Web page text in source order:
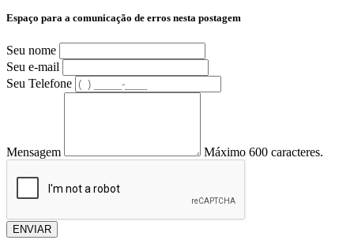
Espaço para a comunicação de erros nesta postagem
Seu nome
Seu e-mail
Seu Telefone
Mensagem Máximo 600 caracteres.
ENVIAR